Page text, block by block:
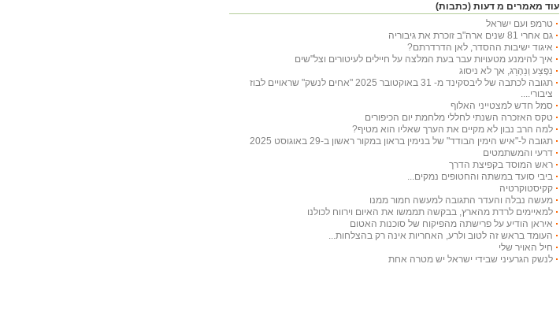
עוד מאמרים מ דעות (כתבות)
טרמפ ועם ישראל
גם אחרי 81 שנים ארה"ב זוכרת את גיבוריה
איגוד ישיבות ההסדר, לאן הדרדרתם?
איך להימנע מטעויות עבר בעת המלצה על חיילים לעיטורים וצל"שים
נִפָּצַע וְנֵהָרֵג, אך לא ניסוג
תגובה לכתבה של ליבסקינד מ- 31 באוקטובר 2025 "אחים לנשק" שראויים לבוז
ציבורי....
סמל חדש למצטייני האלוף
טקס האזכרה השנתי לחללי מלחמת יום הכיפורים
למה הרב נבון לא מקיים את הערך שאליו הוא מטיף?
תגובה ל-"איש הימין הבודד" של בנימין בראון במקור ראשון ב-29 באוגוסט 2025
דרעי והמשתמטים
ראש המוסד בקפיצת הדרך
ביבי סועד במשתה והחטופים נמקים...
קקיסטוקרטיה
מעשה נבלה והעדר התגובה למעשה חמור ממנו
למאיימים לרדת מהארץ, בבקשה תממשו את האיום וירווח לכולנו
איראן הודיע על פרישתה מהפיקוח של סוכנות האטום
העומד בראש זה לטוב ולרע, האחריות אינה רק בהצלחות...
חיל האויר שלי
לנשק הגרעיני שבידי ישראל יש מטרה אחת